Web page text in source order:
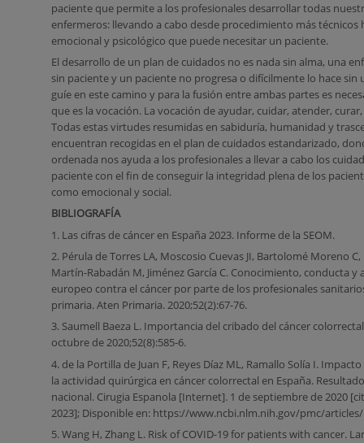
paciente que permite a los profesionales desarrollar todas
enfermeros: llevando a cabo desde procedimiento más técnicos
emocional y psicológico que puede necesitar un paciente.
El desarrollo de un plan de cuidados no es nada sin alma, una
sin paciente y un paciente no progresa o difícilmente lo hace sin
guíe en este camino y para la fusión entre ambas partes es
que es la vocación. La vocación de ayudar, cuidar, atender,
Todas estas virtudes resumidas en sabiduría, humanidad y
encuentran recogidas en el plan de cuidados estandarizado,
ordenada nos ayuda a los profesionales a llevar a cabo los
paciente con el fin de conseguir la integridad plena de los
como emocional y social.
BIBLIOGRAFÍA
1. Las cifras de cáncer en España 2023. Informe de la SEOM.
2. Pérula de Torres LA, Moscosio Cuevas JI, Bartolomé Moreno
Martín-Rabadán M, Jiménez García C. Conocimiento, conducta
europeo contra el cáncer por parte de los profesionales
primaria. Aten Primaria. 2020;52(2):67-76.
3. Saumell Baeza L. Importancia del cribado del cáncer
octubre de 2020;52(8):585-6.
4. de la Portilla de Juan F, Reyes Díaz ML, Ramallo Solía I.
la actividad quirúrgica en cáncer colorrectal en España.
nacional. Cirugia Espanola [Internet]. 1 de septiembre de 2020
2023]; Disponible en: https://www.ncbi.nlm.nih.gov/pmc/articles/
5. Wang H, Zhang L. Risk of COVID-19 for patients with cancer.